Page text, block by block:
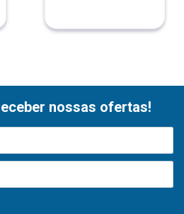
nossas ofertas!